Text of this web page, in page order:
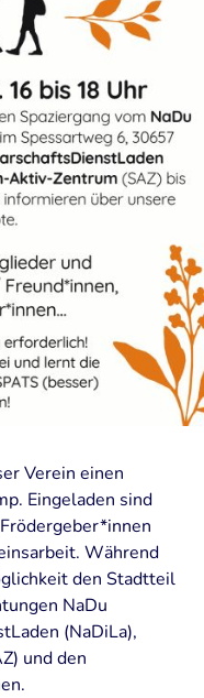
Verein einen
Eingeladen sind
Während
den Stadtteil
NaDu
(NaDiLa),
und den